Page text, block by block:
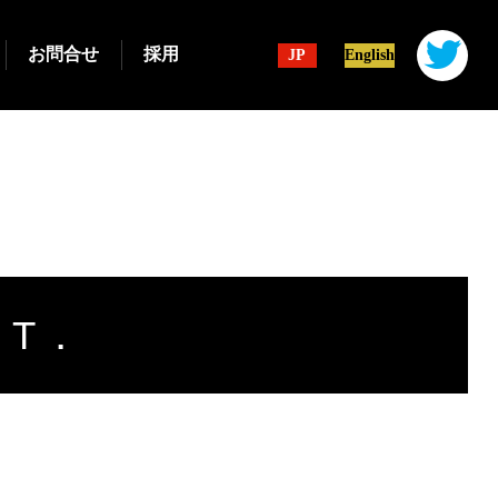
お問合せ 採用 English
JP
．